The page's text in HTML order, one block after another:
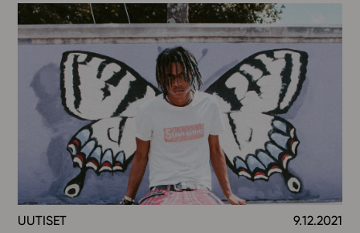
Opettaja
Opiskelija
Huoltaja
Kokeilutarjous
Ainstain
Alakoulu
Yläkoulu
Lukio
UUTISET 9.12.2021